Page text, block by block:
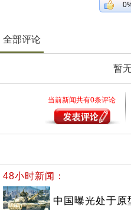
全部评论
暂
当前新闻共有0条评论
48小时新闻：
中国曝光处于